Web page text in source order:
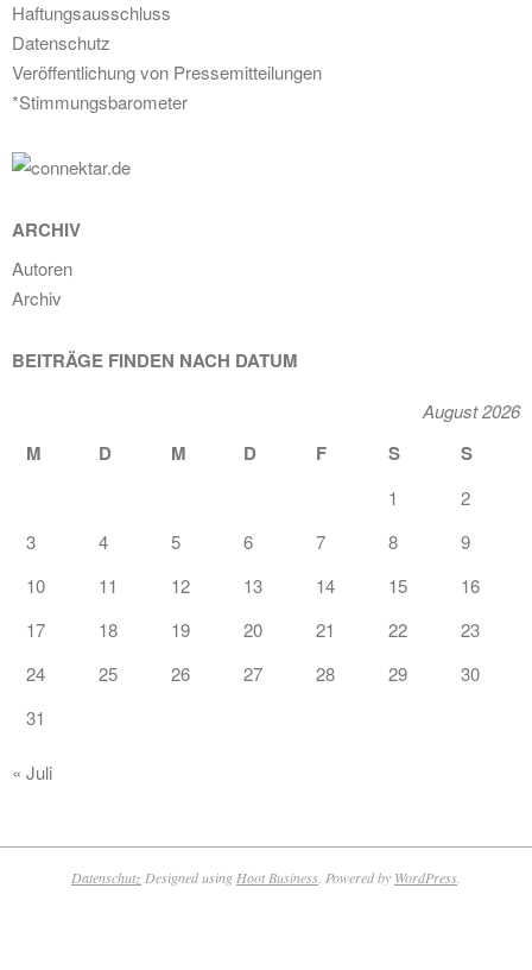
Haftungsausschluss
Datenschutz
Veröffentlichung von Pressemitteilungen
*Stimmungsbarometer
ARCHIV
Autoren
Archiv
BEITRÄGE FINDEN NACH DATUM
August 2026
M D M D F S S
1
2
3
4 5 6 7 8
9
10
11 12 13 14 15
16
17
18 19 20 21 22
23
24
25 26 27 28 29
30
31
« Juli
Datenschutz Designed using Hoot Business . Powered by WordPress